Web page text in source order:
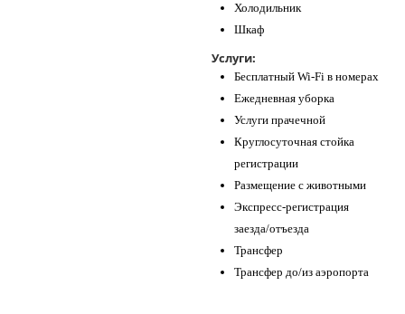
Холодильник
Шкаф
Услуги:
Бесплатный Wi-Fi в номерах
Ежедневная уборка
Услуги прачечной
Круглосуточная стойка
регистрации
Размещение с животными
Экспресс-регистрация
заезда/отъезда
Трансфер
Трансфер до/из аэропорта